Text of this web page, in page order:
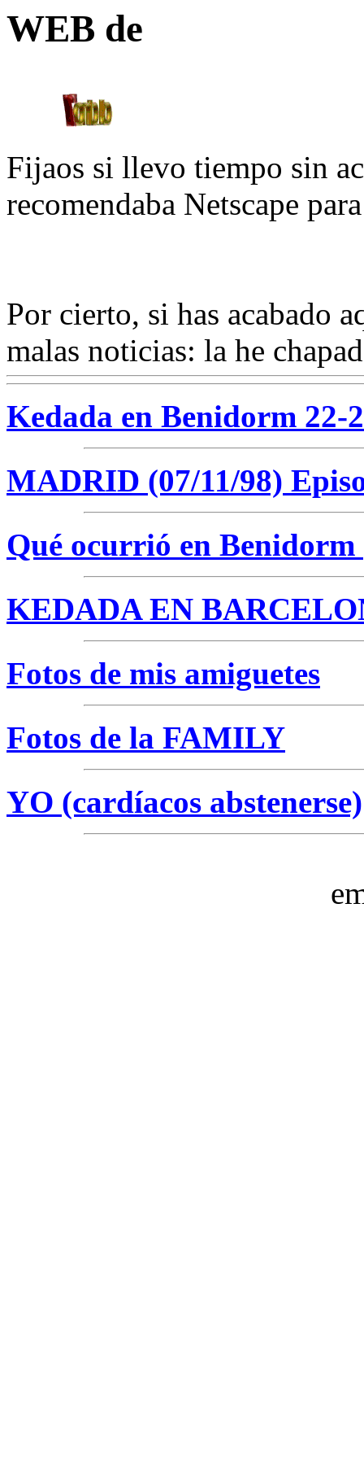
WEB de
Fijaos si llevo tiempo sin
recomendaba Netscape
Por cierto, si has acabado
malas noticias: la he
Kedada en Benidorm 22-
MADRID (07/11/98)
Qué ocurrió en
KEDADA EN
Fotos de mis amiguetes
Fotos de la FAMILY
YO (cardíacos abstenerse)